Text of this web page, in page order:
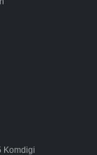
Komdigi